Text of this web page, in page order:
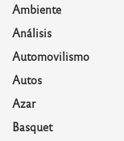
Ambiente
Análisis
Automovilismo
Autos
Azar
Basquet